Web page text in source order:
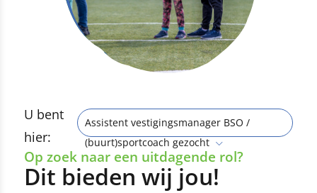
U bent
hier:
Assistent vestigingsmanager BSO /
(buurt)sportcoach gezocht
Op zoek naar een uitdagende rol?
Dit bieden wij jou!